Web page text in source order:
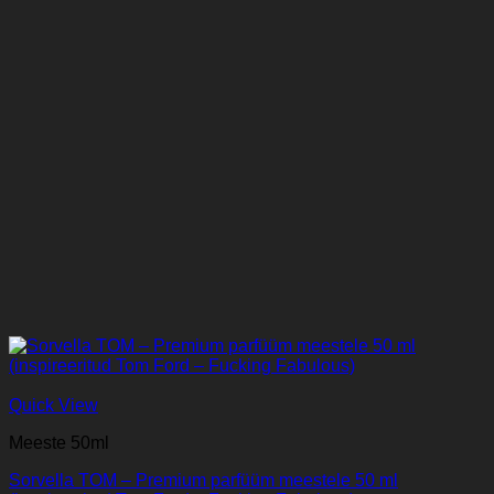
Quick View
Meeste 50ml
Sorvella TOM – Premium parfüüm meestele 50 ml